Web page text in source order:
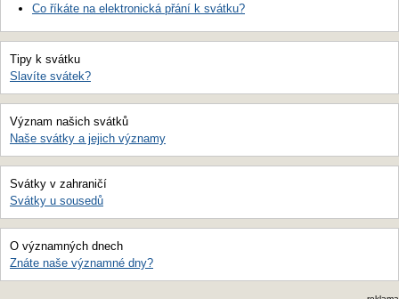
Co říkáte na elektronická přání k svátku?
Tipy k svátku
Slavíte svátek?
Význam našich svátků
Naše svátky a jejich významy
Svátky v zahraničí
Svátky u sousedů
O významných dnech
Znáte naše významné dny?